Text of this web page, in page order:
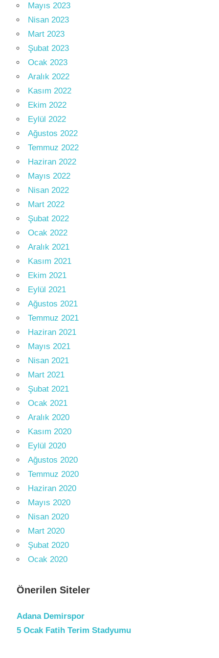
Mayıs 2023
Nisan 2023
Mart 2023
Şubat 2023
Ocak 2023
Aralık 2022
Kasım 2022
Ekim 2022
Eylül 2022
Ağustos 2022
Temmuz 2022
Haziran 2022
Mayıs 2022
Nisan 2022
Mart 2022
Şubat 2022
Ocak 2022
Aralık 2021
Kasım 2021
Ekim 2021
Eylül 2021
Ağustos 2021
Temmuz 2021
Haziran 2021
Mayıs 2021
Nisan 2021
Mart 2021
Şubat 2021
Ocak 2021
Aralık 2020
Kasım 2020
Eylül 2020
Ağustos 2020
Temmuz 2020
Haziran 2020
Mayıs 2020
Nisan 2020
Mart 2020
Şubat 2020
Ocak 2020
Önerilen Siteler
Adana Demirspor
5 Ocak Fatih Terim Stadyumu